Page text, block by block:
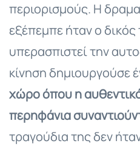
περιορισμούς. Η
εξέπεμπε ήταν ο
υπερασπιστεί την
κίνηση δημιουργούσε
χώρο όπου η
περηφάνια
τραγούδια της δεν